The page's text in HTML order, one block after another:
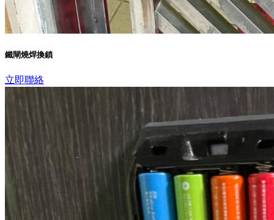
鐵閘燒焊換鎖
立即聯絡